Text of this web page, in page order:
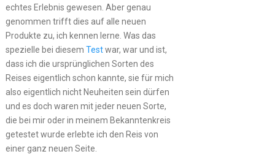
echtes Erlebnis gewesen. Aber genau
genommen trifft dies auf alle neuen
Produkte zu, ich kennen lerne. Was das
spezielle bei diesem Testwar, war und ist,
dass ich die ursprünglichen Sorten des
Reises eigentlich schon kannte, sie für mich
also eigentlich nicht Neuheiten sein dürfen
und es doch waren mit jeder neuen Sorte,
die bei mir oder in meinem Bekanntenkreis
getestet wurde erlebte ich den Reis von
einer ganz neuen Seite.